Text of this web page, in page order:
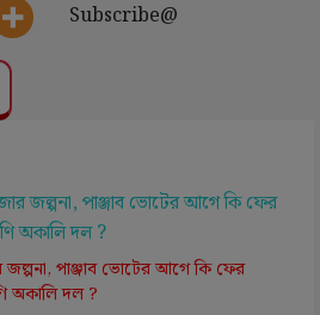
Subscribe@
পাঞ্জাব ভোটের আগে কি ফের
অকালি দল ?